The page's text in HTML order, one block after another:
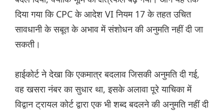
दिया गया कि CPC के आदेश VI नियम 17 के तहत उचित
सावधानी के सबूत के अभाव में संशोधन की अनुमति नहीं दी जा
सकती।
हाईकोर्ट ने देखा कि एकमात्र बदलाव जिसकी अनुमति दी गई,
वह खसरा नंबर का सुधार था, इसके अलावा पूरे याचिका में
विद्वान ट्रायल कोर्ट द्वारा एक भी शब्द बदलने की अनुमति नहीं दी